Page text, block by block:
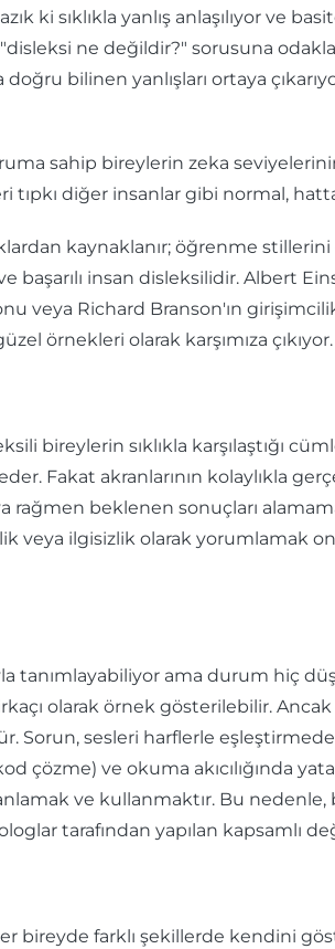
ki sıklıkla yanlış anlaşılıyor ve
"disleksi ne değildir?" sorusuna
bilinen yanlışları ortaya
sahip bireylerin zeka
diğer insanlar gibi normal,
kaynaklanır; öğrenme
başarılı insan disleksilidir. Albert
veya Richard Branson'ın
örnekleri olarak karşımıza çıkıyor.
bireylerin sıklıkla karşılaştığı
Fakat akranlarının kolaylıkla
beklenen sonuçları
ilgisizlik olarak yorumlamak
tanımlayabiliyor ama durum hiç
olarak örnek gösterilebilir.
sesleri harflerle eşleştirmede
çözme) ve okuma akıcılığında
ve kullanmaktır. Bu
tarafından yapılan kapsamlı
bireyde farklı şekillerde kendini